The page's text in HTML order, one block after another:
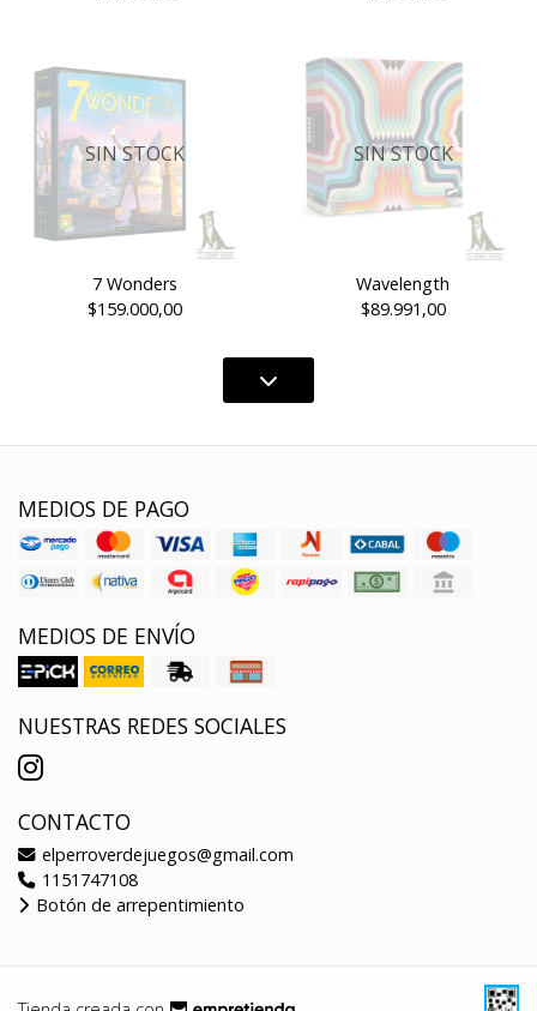
SIN STOCK
7 Wonders
$159.000,00
SIN STOCK
Wavelength
$89.991,00
MEDIOS DE PAGO
MEDIOS DE ENVÍO
NUESTRAS REDES SOCIALES
CONTACTO
elperroverdejuegos@gmail.com
1151747108
Botón de arrepentimiento